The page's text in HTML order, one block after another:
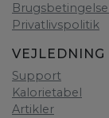
Privatlivspolitik
VEJLEDNING
Support
Kalorietabel
Artikler